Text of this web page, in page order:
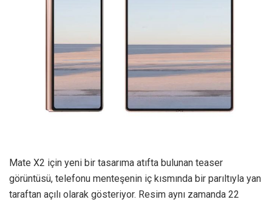
Mate X2 için yeni bir tasarıma atıfta bulunan teaser
görüntüsü, telefonu menteşenin iç kısmında bir parıltıyla yan
taraftan açılı olarak gösteriyor. Resim aynı zamanda 22